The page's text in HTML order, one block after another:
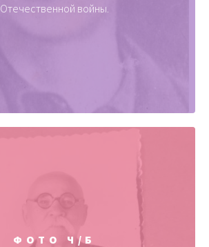
Отечественной войны.
ФОТО Ч/Б